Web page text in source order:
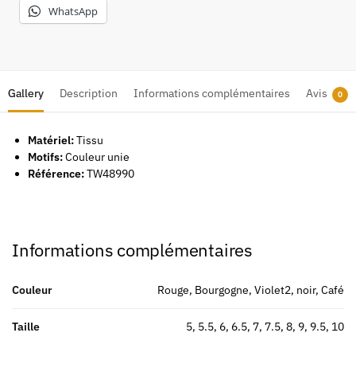
WhatsApp
Gallery Description Informations complémentaires Avis 0
Matériel:Tissu
Motifs:Couleur unie
Référence:TW48990
Informations complémentaires
Couleur Rouge, Bourgogne, Violet2, noir, Café
Taille 5, 5.5, 6, 6.5, 7, 7.5, 8, 9, 9.5, 10